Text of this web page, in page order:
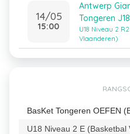
14/05
15:00
Antwerp
Tongeren
U18 Niveau 2
Vlaanderen)
BasKet Tongeren OEFEN
U18 Niveau 2 E (Basketbal